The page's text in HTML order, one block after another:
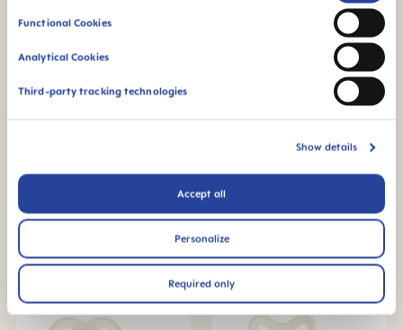
Functional Cookies
Analytical Cookies
Third-party tracking technologies
Show details
Accept all
Personalize
Required only
maanden, set van 2